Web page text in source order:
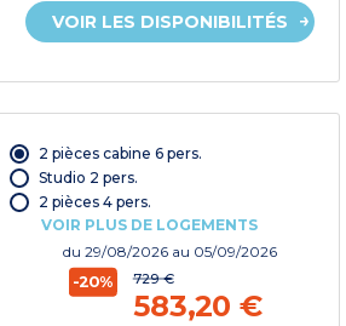
VOIR LES DISPONIBILITÉS
2 pièces cabine 6 pers.
Studio 2 pers.
2 pièces 4 pers.
VOIR PLUS DE LOGEMENTS
du29/08/2026 au 05/09/2026
-20% 729 €
583,20 €